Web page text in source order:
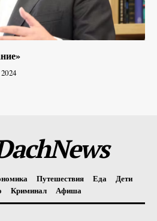
Путешествия Еда
Дети
Криминал Афиша